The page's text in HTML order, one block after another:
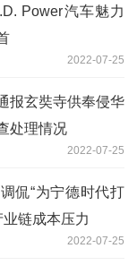
Power汽车魅力
2022-07-25
报玄奘寺供奉侵华
处理情况
2022-07-25
侃“为宁德时代打
业链成本压力
2022-07-25